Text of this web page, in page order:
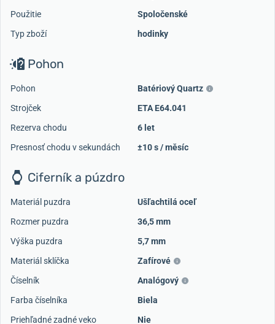
Použitie
Spoločenské
Typ zboží
hodinky
Pohon
Pohon
Batériový Quartz
Strojček
ETA E64.041
Rezerva chodu
6 let
Presnosť chodu v sekundách
±10 s / měsíc
Ciferník a púzdro
Materiál puzdra
Ušľachtilá oceľ
Rozmer puzdra
36,5 mm
Výška puzdra
5,7 mm
Materiál sklíčka
Zafírové
Číselník
Analógový
Farba číselníka
Biela
Priehľadné zadné veko
Nie